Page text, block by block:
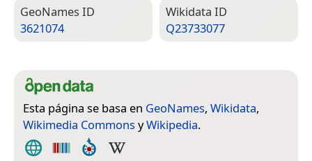
Geo­Names ID
3621074
Wiki­data ID
Q23733077
Esta página se basa en GeoNames, Wikidata,
Wikimedia Commons yWikipedia.